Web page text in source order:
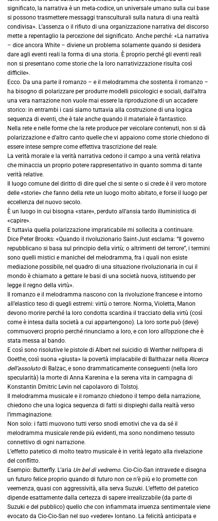
significato, la narrativa è un meta-codice, un universale umano sulla cui base
si possono trasmettere messaggi transculturali sulla natura di una realtà
condivisa». L’assenza o il rifiuto di una organizzazione narrativa del discorso
mette a repentaglio la percezione del significato. Anche perché: «La narrativa
– dice ancora White – diviene un problema solamente quando si desidera
dare agli eventi reali la forma di una storia. È proprio perché gli eventi reali
non si presentano come storie che la loro narrativizzazione risulta così
difficile».
Ecco. Da una parte il romanzo – e il melodramma che sostenta il romanzo –
ha bisogno di polarizzare per produrre modelli psicologici e sociali, dall’altra
una vera narrazione non vuole mai essere la riproduzione di un accadere
storico: in entrambi i casi siamo tuttavia alla costruzione di una logica
sequenza di eventi, che è tale anche quando il materiale è fantastico.
Nella rete e nelle forme che la rete produce per veicolare contenuti, non si dà
polarizzazione e d’altro canto quelle che vi appaiono come storie chiedono di
essere intese sempre come effettiva trascrizione del reale.
La verità morale e la verità narrativa cedono il campo a una verità relativa
che minaccia un proprio potere rappresentativo in quanto somma di tante
verità relative.
Il luogo comune del diritto di dire quel che si sente o si crede è il vero motore
delle «storie» che fanno della rete un luogo molto abitato, e forse il luogo per
eccellenza del nuovo secolo.
È un luogo in cui bisogna «stare», perduto all’ansia tardo illuministica di
«capire».
E tuttavia quella polarizzazione impraticabile mi sollecita a continuare.
Dice Peter Brooks: «Quando il rivoluzionario Saint-Just esclama: “Il governo
repubblicano si basa sul principio della virtù; o altrimenti del terrore”, i termini
sono quelli mistici e manichei del melodramma, fra i quali non esiste
mediazione possibile, nel quadro di una situazione rivoluzionaria in cui il
mondo è chiamato a gettare le basi di una società nuova, istituendo per
legge il regno della virtù».
Il romanzo e il melodramma nascono con la rivoluzione francese e intorno
all’elastico teso di quegli estremi: virtù o terrore. Norma, Violetta, Manon
devono morire perché la loro condotta scardina il tracciato della virtù (così
come è intesa dalla società a cui appartengono). La loro sorte può (deve)
commuoverci proprio perché rinunciamo a loro, e con loro all’opzione che è
stata messa al bando.
E così sono risolutive le pistole di Albert nel suicidio di Werther nell’opera di
Goethe, così suona «giusta» la povertà implacabile di Balthazar nella Ricerca
dell’assolutodi Balzac, e sono drammaticamente conseguenti (nella loro
specularità) la morte di Anna Karenina e la serena vita in campagna di
Konstantin Dmitric Levin nel capolavoro di Tolstoj.
Il melodramma musicale e il romanzo chiedono il tempo della narrazione,
chiedono che una logica sequenza di fatti si dispieghi dalla realtà verso
l’immaginazione.
Non solo: i fatti muovono tutti verso snodi emotivi che va da sé il
melodramma musicale rende più evidenti, ma sono nondimeno tessuto
connettivo di ogni narrazione.
L’effetto patetico di molto teatro musicale è in verità legato alla rivelazione
del conflitto.
Esempio: Butterfly. L’aria Un bel dì vedremo. Cio-Cio-San intravede e disegna
un futuro felice proprio quando di futuro non ce n’è più e lo promette con
veemenza, quasi con aggressività, alla serva Suzuki. L’effetto del patetico
dipende esattamente dalla certezza di sapere irrealizzabile (da parte di
Suzuki e del pubblico) quello che con infiammata irruenza sentimentale viene
evocato da Cio-Cio-San nel suo «vedere» lontano. La felicità anticipata e